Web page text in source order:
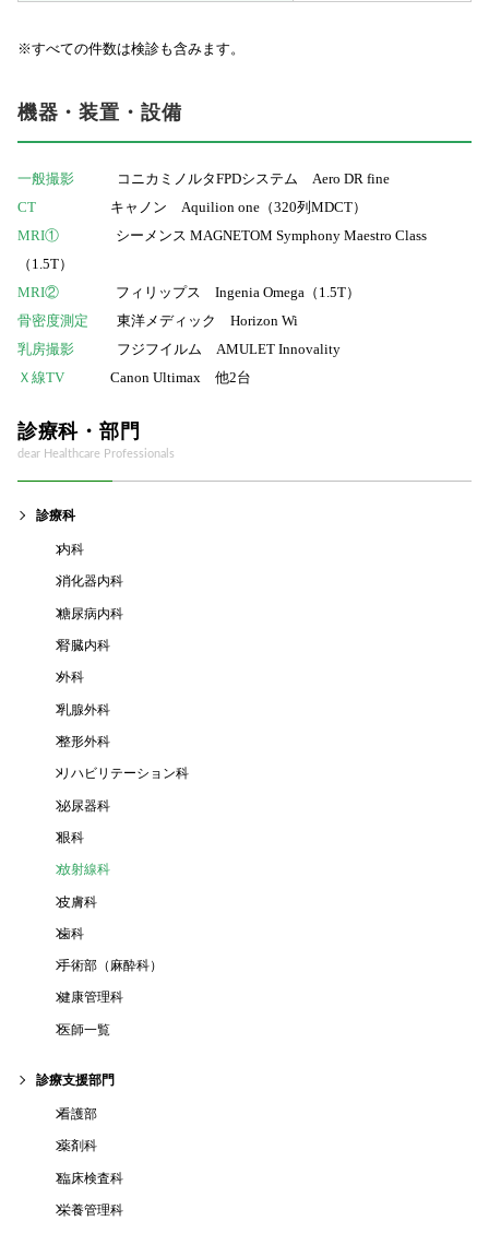
※すべての件数は検診も含みます。
機器・装置・設備
一般撮影 コニカミノルタFPDシステム Aero DR fine
CTキャノン Aquilion one（320列MDCT）
MRI①シーメンス MAGNETOM Symphony Maestro Class
（1.5T）
MRI②フィリップス Ingenia Omega（1.5T）
骨密度測定 東洋メディック Horizon Wi
乳房撮影 フジフイルム AMULET Innovality
Ｘ線TVCanon Ultimax 他2台
診療科・部門
dear Healthcare Professionals
診療科
内科
消化器内科
糖尿病内科
腎臓内科
外科
乳腺外科
整形外科
リハビリテーション科
泌尿器科
眼科
放射線科
皮膚科
歯科
手術部（麻酔科）
健康管理科
医師一覧
診療支援部門
看護部
薬剤科
臨床検査科
栄養管理科